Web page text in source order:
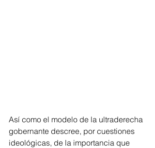
Así como el modelo de la ultraderecha
gobernante descree, por cuestiones
ideológicas, de la importancia que